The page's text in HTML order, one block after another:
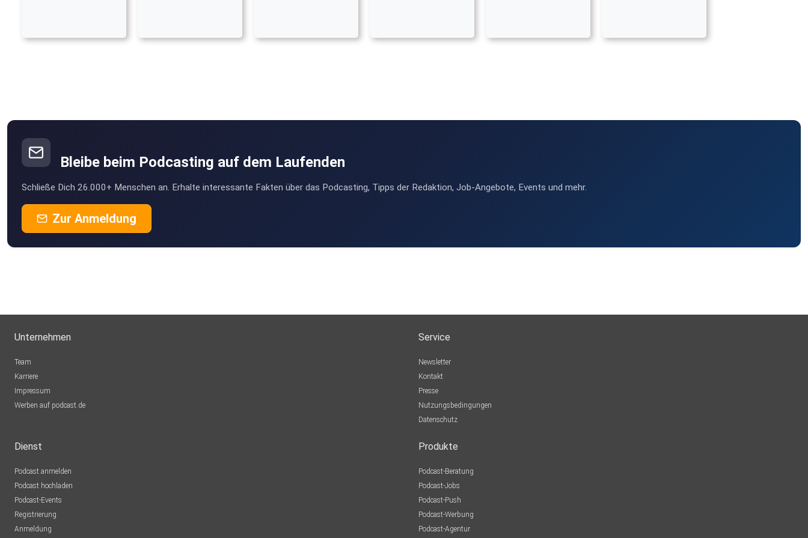
Bleibe beim Podcasting auf dem Laufenden
Schließe Dich 26.000+ Menschen an. Erhalte interessante Fakten über das Podcasting, Tipps der Redaktion, Job-Angebote, Events und mehr.
Zur Anmeldung
Unternehmen
Team
Karriere
Impressum
Werben auf podcast.de
Service
Newsletter
Kontakt
Presse
Nutzungsbedingungen
Datenschutz
Dienst
Podcast anmelden
Podcast hochladen
Podcast-Events
Registrierung
Anmeldung
Produkte
Podcast-Beratung
Podcast-Jobs
Podcast-Push
Podcast-Werbung
Podcast-Agentur